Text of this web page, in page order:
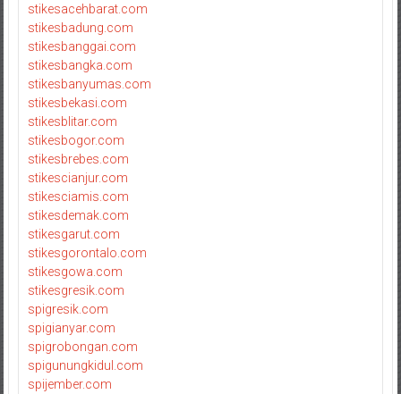
stikesacehbarat.com
stikesbadung.com
stikesbanggai.com
stikesbangka.com
stikesbanyumas.com
stikesbekasi.com
stikesblitar.com
stikesbogor.com
stikesbrebes.com
stikescianjur.com
stikesciamis.com
stikesdemak.com
stikesgarut.com
stikesgorontalo.com
stikesgowa.com
stikesgresik.com
spigresik.com
spigianyar.com
spigrobongan.com
spigunungkidul.com
spijember.com